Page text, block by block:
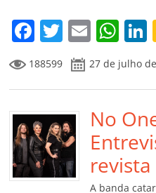
F
a
c
e
b
o
o
T
w
itt
er
E
m
ai
l
W
h
at
s
A
p
p
k
188599 27 de julho
No
A banda